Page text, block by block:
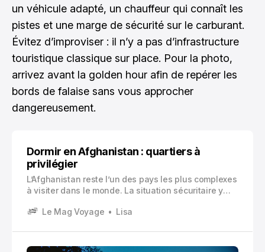
un véhicule adapté, un chauffeur qui connaît les
pistes et une marge de sécurité sur le carburant.
Évitez d’improviser : il n’y a pas d’infrastructure
touristique classique sur place. Pour la photo,
arrivez avant la golden hour afin de repérer les
bords de falaise sans vous approcher
dangereusement.
Dormir en Afghanistan : quartiers à
privilégier
L’Afghanistan reste l’un des pays les plus complexes
à visiter dans le monde. La situation sécuritaire y
variables selon les régions et les périodes.
Le Mag Voyage Lisa